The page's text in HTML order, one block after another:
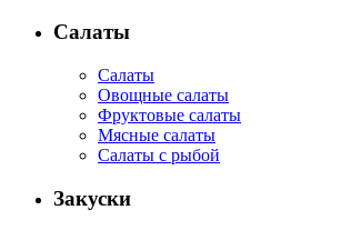
Салаты
Салаты
Овощные салаты
Фруктовые салаты
Мясные салаты
Салаты с рыбой
Закуски